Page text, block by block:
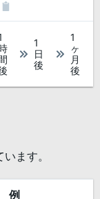
1
日
後
1
ヶ
月
後
ます。
例